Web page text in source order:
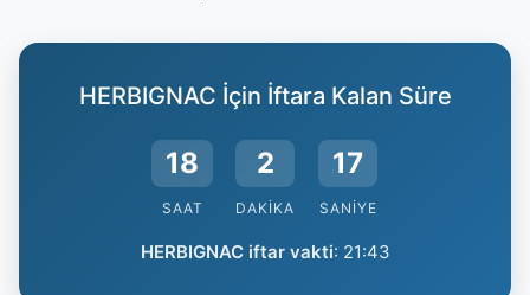
HERBIGNAC İçin İftara Kalan Süre
18
SAAT
2
DAKIKA
16
SANIYE
HERBIGNAC iftar vakti: 21:43